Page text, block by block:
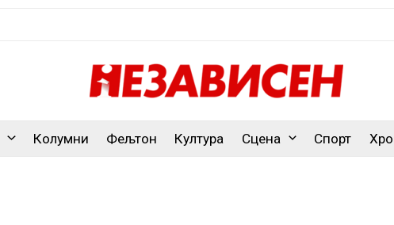
Колумни Фељтон Култура Сцена Спорт